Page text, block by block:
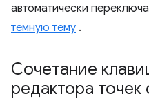
автоматически
темную тему .
Сочетание
редактора точек